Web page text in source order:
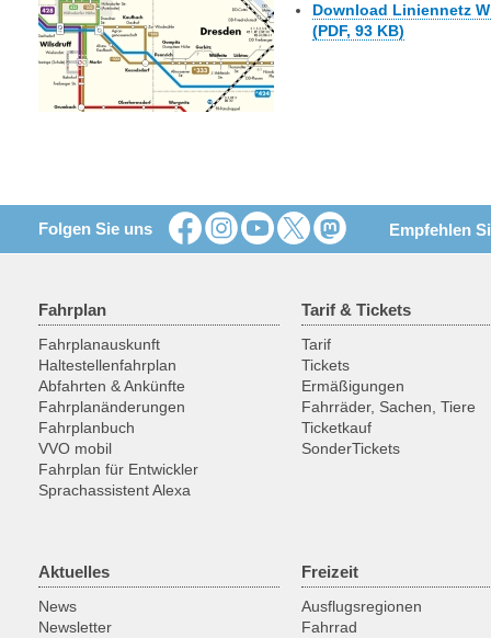
Download Liniennetz
(PDF, 93 KB)
Folgen Sie uns Empfehlen
Fahrplan
Fahrplanauskunft
Haltestellenfahrplan
Abfahrten & Ankünfte
Fahrplanänderungen
Fahrplanbuch
VVO mobil
Fahrplan für Entwickler
Sprachassistent Alexa
Tarif & Tickets
Tarif
Tickets
Ermäßigungen
Fahrräder, Sachen, Tiere
Ticketkauf
SonderTickets
Aktuelles
News
Newsletter
Freizeit
Ausflugsregionen
Fahrrad